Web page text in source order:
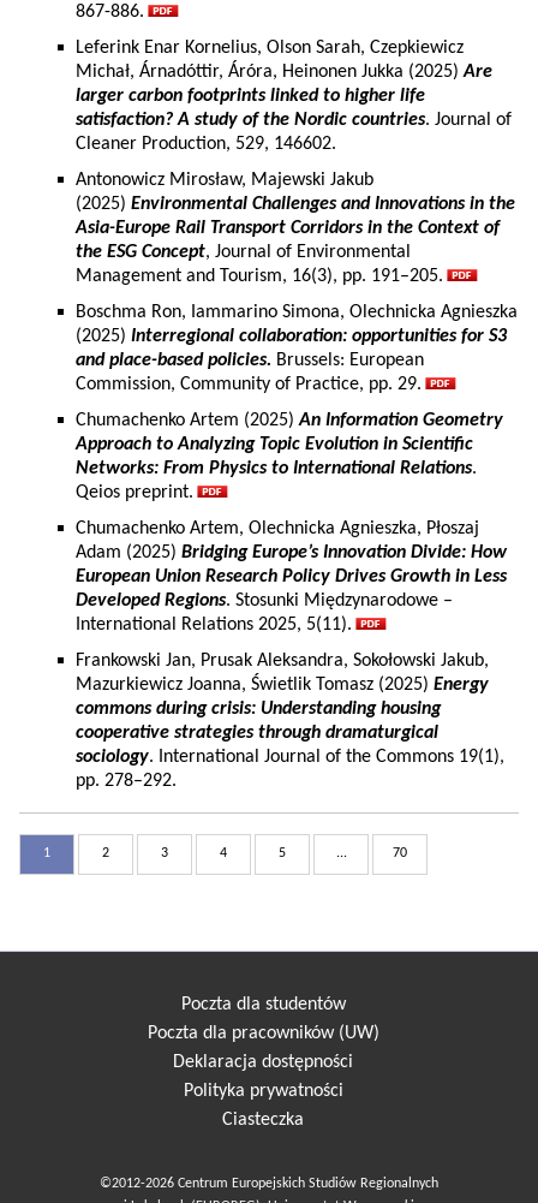
867-886.
Leferink Enar Kornelius, Olson Sarah, Czepkiewicz
Michał, Árnadóttir, Áróra, Heinonen Jukka (2025)Are
larger carbon footprints linked to higher life
satisfaction? A study of the Nordic countries. Journal of
Cleaner Production, 529, 146602.
Antonowicz Mirosław, Majewski Jakub
(2025) Environmental Challenges and Innovations in the
Asia-Europe Rail Transport Corridors in the Context of
the ESG Concept, Journal of Environmental
Management and Tourism, 16(3), pp. 191–205.
Boschma Ron, Iammarino Simona, Olechnicka Agnieszka
(2025) Interregional collaboration: opportunities for S3
and place-based policies. Brussels: European
Commission, Community of Practice, pp. 29.
Chumachenko Artem (2025)An Information Geometry
Approach to Analyzing Topic Evolution in Scientific
Networks: From Physics to International Relations.
Qeios preprint.
Chumachenko Artem, Olechnicka Agnieszka, Płoszaj
Adam (2025) Bridging Europe’s Innovation Divide: How
European Union Research Policy Drives Growth in Less
Developed Regions. Stosunki Międzynarodowe –
International Relations 2025, 5(11).
Frankowski Jan, Prusak Aleksandra, Sokołowski Jakub,
Mazurkiewicz Joanna, Świetlik Tomasz (2025) Energy
commons during crisis: Understanding housing
cooperative strategies through dramaturgical
sociology. International Journal of the Commons 19(1),
pp. 278–292.
1 2 3 4 5 ... 70
Poczta dla studentów
Poczta dla pracowników (UW)
Deklaracja dostępności
Polityka prywatności
Ciasteczka
©2012-2026 Centrum Europejskich Studiów Regionalnych